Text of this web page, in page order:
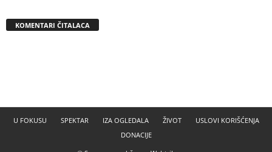
KOMENTARI ČITALACA
U FOKUSU SPEKTAR IZA OGLEDALA ŽIVOT
USLOVI KORIŠĆENJA
DONACIJE